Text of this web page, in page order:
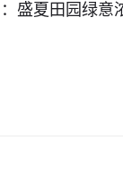
盛夏田园绿意